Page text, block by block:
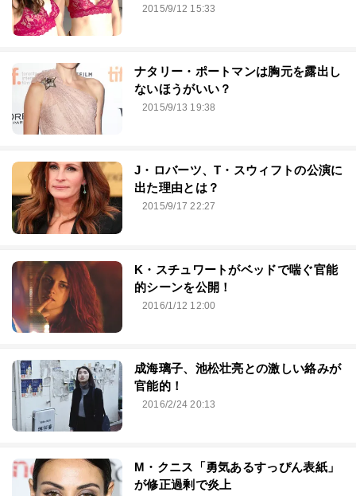
2015/9/12 15:33
ナタリー・ポートマンは胸元を露出し
ないほうがいい？
2015/9/13 19:38
J・ロバーツ、T・スウィフトの公演に
出た理由とは？
2015/9/17 22:27
K・スチュワートがベッドで喘ぐ官能
的シーンを公開！
2016/1/12 12:00
成海璃子、池松壮亮との激しい絡みが
官能的！
2016/2/24 20:13
M・クニス「勇気あるすっぴん表紙」
が修正過剰で炎上